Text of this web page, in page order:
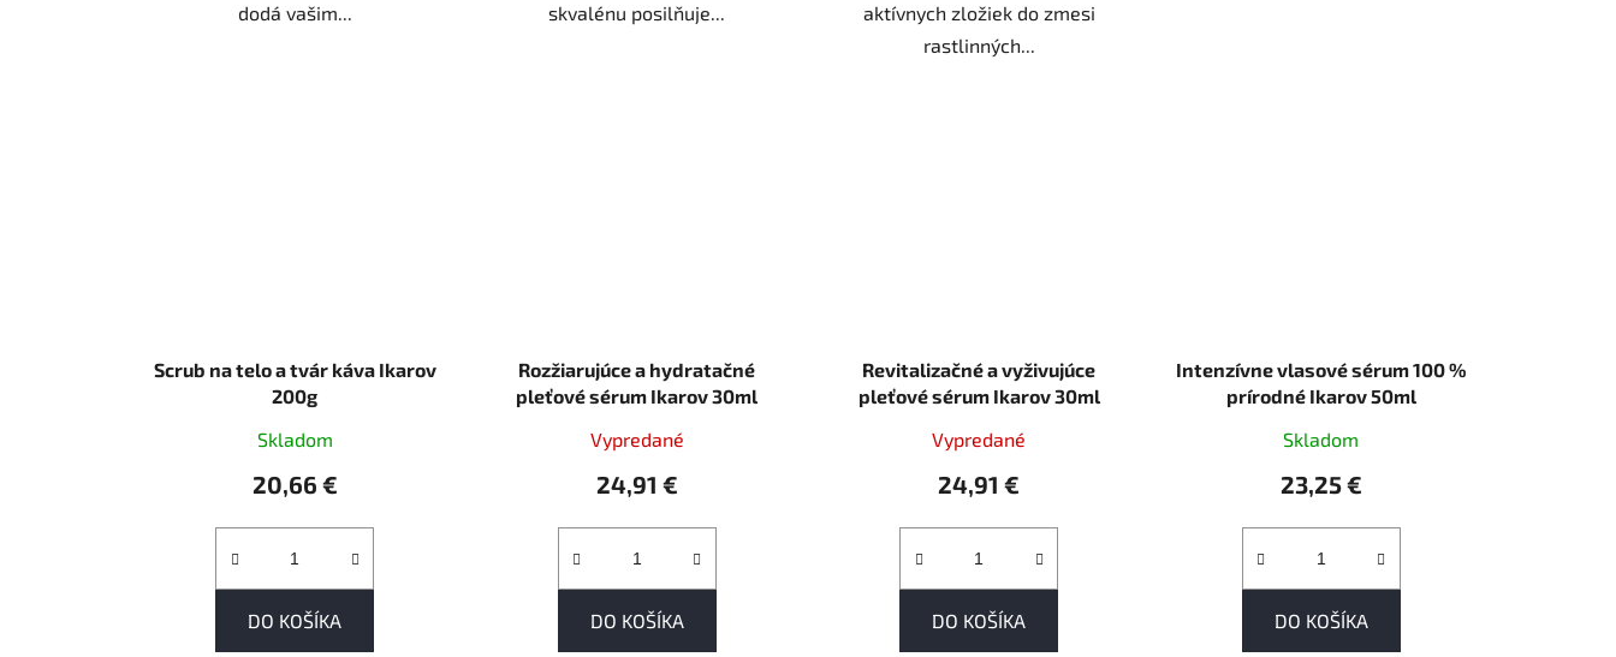
dodá vašim...
skvalénu posilňuje...
aktívnych zložiek do zmesi
rastlinných...
Scrub na telo a tvár káva Ikarov
200g
Skladom
20,66 €
DO KOŠÍKA
Rozžiarujúce a hydratačné
pleťové sérum Ikarov 30ml
Vypredané
24,91 €
DO KOŠÍKA
Revitalizačné a vyživujúce
pleťové sérum Ikarov 30ml
Vypredané
24,91 €
DO KOŠÍKA
Intenzívne vlasové sérum 100 %
prírodné Ikarov 50ml
Skladom
23,25 €
DO KOŠÍKA